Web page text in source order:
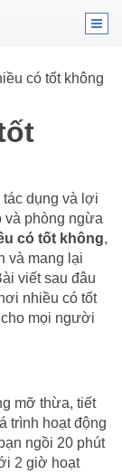
có tốt không
dụng và lợi
và phòng ngừa
có tốt không,
và mang lại
viết sau đâu
nhiều có tốt
mọi người
mỡ thừa, tiết
trình hoạt động
ngồi 20 phút
2 giờ hoạt